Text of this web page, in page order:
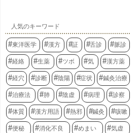
人気のキーワード
東洋医学 漢方 証 舌診 脈診
経絡 生薬 ツボ 気 漢方薬
経穴 診断 陰陽 症状 鍼灸治療
治療法 肺 陰虚 病理 診察
体質 漢方用語 熱邪 鍼灸 咳嗽
便秘 消化不良 めまい 気虚